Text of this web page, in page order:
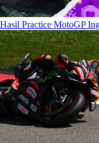
Hasil Practice MotoGP